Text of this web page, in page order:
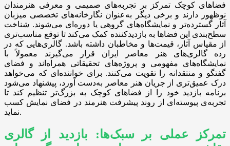
فضاهای کوچک تمرکز بر تجربه‌های صمیمی و معرفی هنرمندان
نوظهور دارند و برخی دیگر به‌عنوان نگارخانه‌های تخصصی میزبان
آثار گسترده‌تر و نمایشگاه‌های گروهی یا دوره‌ای می‌شوند. شناخت
سطح‌بندی این فضاها به بازدیدکننده کمک می‌کند تا توقع مناسب‌تری
از مقیاس آثار، قیمت‌ها و مخاطبان داشته باشد. گالری‌هایی که در
رده گالری‌های هنر معاصر ایران قرار می‌گیرند معمولاً با
نمایشگاه‌های مفهومی و پروژه‌های تحقیقاتی همراه‌اند و فضای
گفتگو و منتقدانه را تقویت می‌کنند. برای خواننده‌ای که می‌خواهد
درک عمیق‌تری از جریان هنر معاصر به‌دست آورد، پیشنهاد می‌شود
برنامه بازدید خود را از فضاهای کوچک به بزرگ‌تر تنظیم کند تا
تجربه‌ی پیوسته‌ای از روند پیشرفت هنرمند در فضای نمایش کسب
نماید.
تمرکز عملی بر سبک‌ها: بازدید از گالری